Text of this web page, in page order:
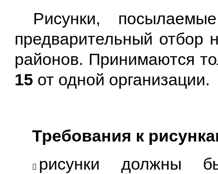
Рисунки,
предварительный отбор
районов. Принимаются
15 от одной организации.
Требования к
​ рисунки должны